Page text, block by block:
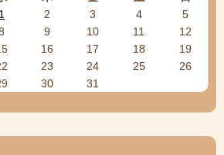
1
2 3 4
5
9 10 11
12
16 17 18
19
23 24 25
26
30 31